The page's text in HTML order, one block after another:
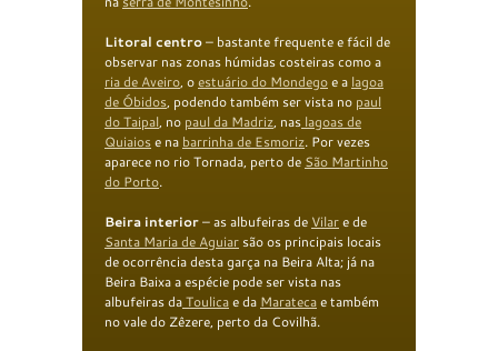
Litoral centro– bastante frequente e fácil de
observar nas zonas húmidas costeiras como a
ria de Aveiro, oestuário do Mondegoe a lagoa
de Óbidos, podendo também ser vista no paul
do Taipal, no paul da Madriz, nas lagoas de
Quiaiose na barrinha de Esmoriz. Por vezes
aparece no rio Tornada, perto de São Martinho
do Porto.
Beira interior– as albufeiras de Vilare de
Santa Maria de Aguiar são os principais locais
de ocorrência desta garça na Beira Alta; já na
Beira Baixa a espécie pode ser vista nas
albufeiras daToulicae da Maratecae também
no vale do Zêzere, perto da Covilhã.